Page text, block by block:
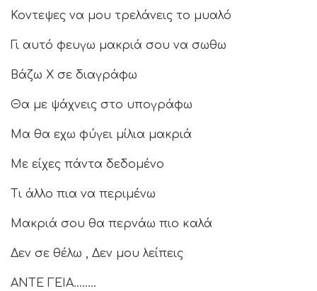
Κοντεψες να μου τρελάνεις το μυαλό
Γι αυτό φευγω μακριά σου να σωθω
Βάζω Χ σε διαγράφω
Θα με ψάχνεις στο υπογράφω
Μα θα εχω φύγει μίλια μακριά
Με είχες πάντα δεδομένο
Τι άλλο πια να περιμένω
Μακριά σου θα περνάω πιο καλά
Δεν σε θέλω , Δεν μου λείπεις
ΑΝΤΕ ΓΕΙΑ……..